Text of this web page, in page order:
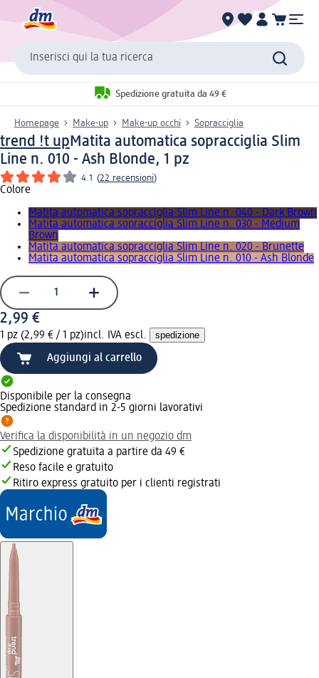
Inserisci qui la tua ricerca
Spedizione gratuita da 49 €
Homepage Make-up Make-up occhi Sopracciglia
trend !t upMatita automatica sopracciglia Slim
Line n. 010 - Ash Blonde, 1 pz
4.1 (22 recensioni)
Colore
Matita automatica sopracciglia Slim Line n. 040 - Dark Brown
Matita automatica sopracciglia Slim Line n. 030 - Medium
Brown
Matita automatica sopracciglia Slim Line n. 020 - Brunette
Matita automatica sopracciglia Slim Line n. 010 - Ash Blonde
2,99 €
1 pz (2,99 € / 1 pz)incl. IVA escl. spedizione
Aggiungi al carrello
Disponibile per la consegna
Spedizione standard in 2-5 giorni lavorativi
Verifica la disponibilità in un negozio dm
Spedizione gratuita a partire da 49 €
Reso facile e gratuito
Ritiro express gratuito per i clienti registrati